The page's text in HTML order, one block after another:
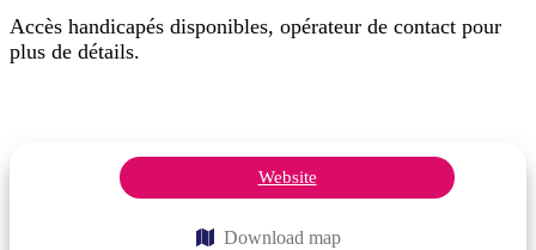
Accès handicapés disponibles, opérateur de contact pour
plus de détails.
Website
Download map